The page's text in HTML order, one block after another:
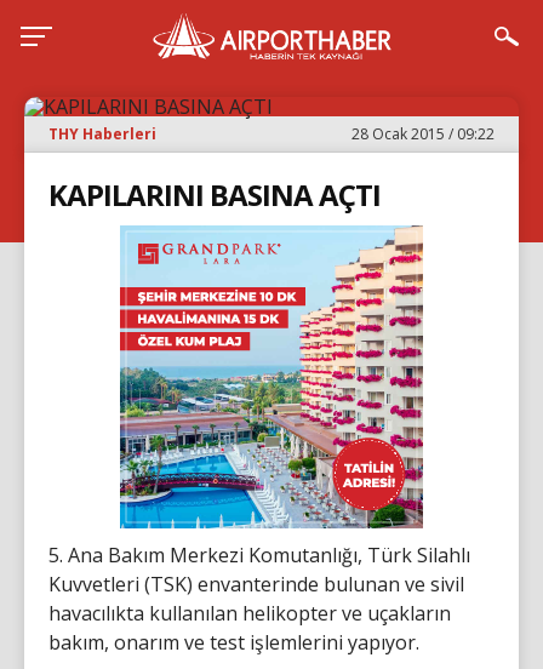
THY Haberleri 28 Ocak 2015 / 09:22
KAPILARINI BASINA AÇTI
5. Ana Bakım Merkezi Komutanlığı, Türk Silahlı
Kuvvetleri (TSK) envanterinde bulunan ve sivil
havacılıkta kullanılan helikopter ve uçakların
bakım, onarım ve test işlemlerini yapıyor.